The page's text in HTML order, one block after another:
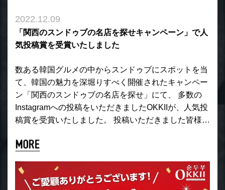
2022.12.09
「関西のスンドゥブの名店を探せキャンペーン」で人
気投稿賞を受賞いたしました
数ある韓国グルメの中からスンドゥブにスポットを当
て、韓国の魅力を深堀りすべく開催されたキャンペー
ン「関西のスンドゥブの名店を探せ」にて、 多数の
Instagramへの投稿をいただきましたOKKIIが、人気投
稿賞を受賞いたしました。 投稿いただきました皆様…